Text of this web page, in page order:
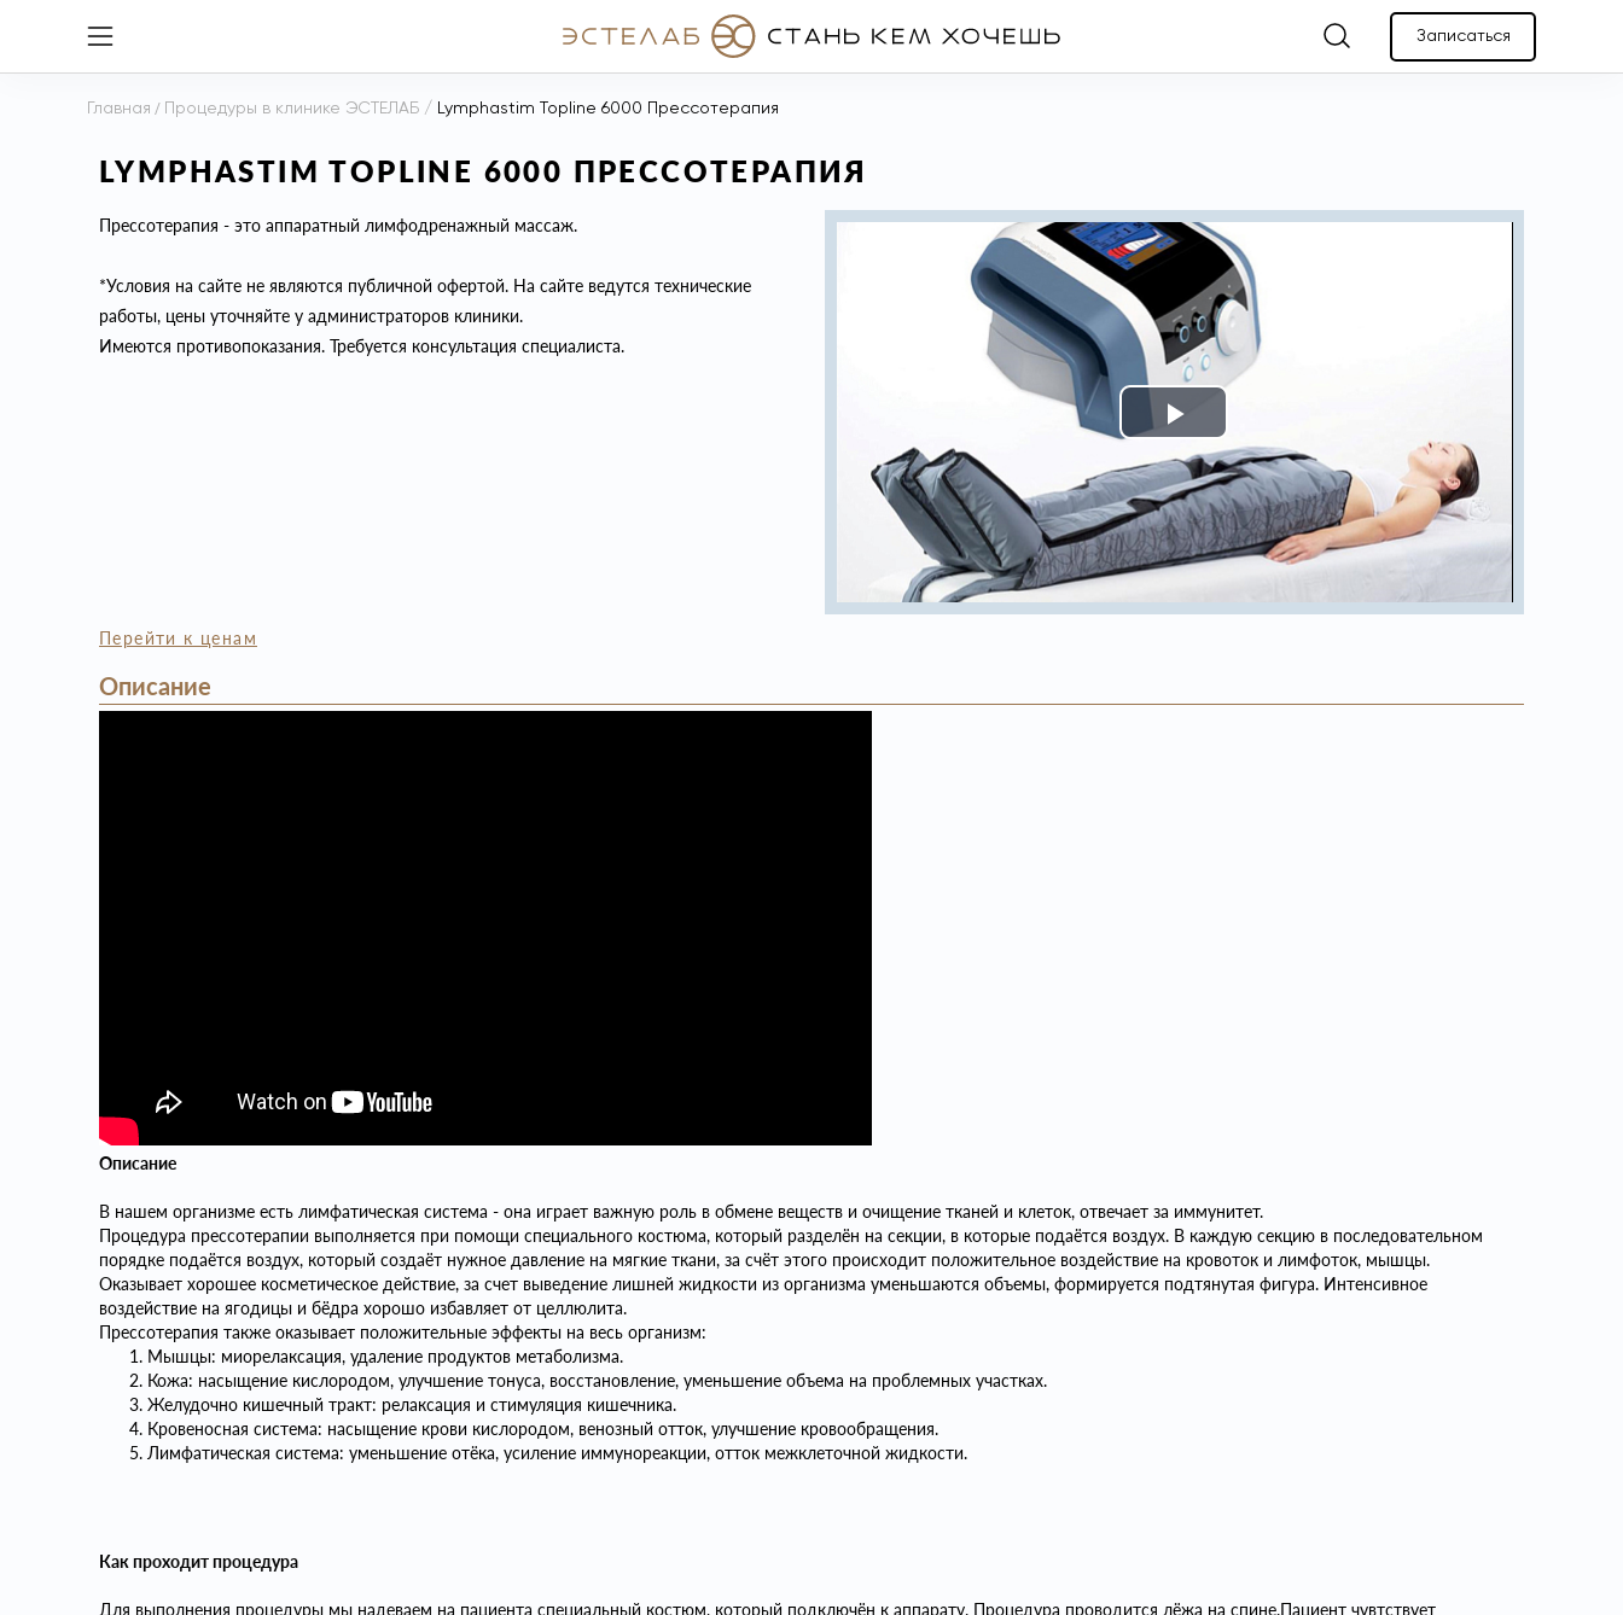
Записаться
Главная / Процедуры в клинике ЭСТЕЛАБ / Lymphastim Topline 6000 Прессотерапия
LYMPHASTIM TOPLINE 6000 ПРЕССОТЕРАПИЯ
Прессотерапия - это аппаратный лимфодренажный массаж.
*Условия на сайте не являются публичной офертой. На сайте ведутся технические
работы, цены уточняйте у администраторов клиники.
Имеются противопоказания. Требуется консультация специалиста.
Play
Video
Перейти к ценам
Описание
Описание
В нашем организме есть лимфатическая система - она играет важную роль в обмене веществ и очищение тканей и клеток, отвечает за иммунитет.
Процедура прессотерапии выполняется при помощи специального костюма, который разделён на секции, в которые подаётся воздух. В каждую секцию в последовательном
порядке подаётся воздух, который создаёт нужное давление на мягкие ткани, за счёт этого происходит положительное воздействие на кровоток и лимфоток, мышцы.
Оказывает хорошее косметическое действие, за счет выведение лишней жидкости из организма уменьшаются объемы, формируется подтянутая фигура. Интенсивное
воздействие на ягодицы и бёдра хорошо избавляет от целлюлита.
Прессотерапия также оказывает положительные эффекты на весь организм:
Мышцы: миорелаксация, удаление продуктов метаболизма.
Кожа: насыщение кислородом, улучшение тонуса, восстановление, уменьшение объема на проблемных участках.
Желудочно кишечный тракт: релаксация и стимуляция кишечника.
Кровеносная система: насыщение крови кислородом, венозный отток, улучшение кровообращения.
Лимфатическая система: уменьшение отёка, усиление иммунореакции, отток межклеточной жидкости.
Как проходит процедура
Для выполнения процедуры мы надеваем на пациента специальный костюм, который подключён к аппарату. Процедура проводится лёжа на спине.Пациент чувтствует